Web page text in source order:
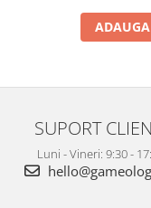
SUPORT
Luni - Vineri: 9:30 -